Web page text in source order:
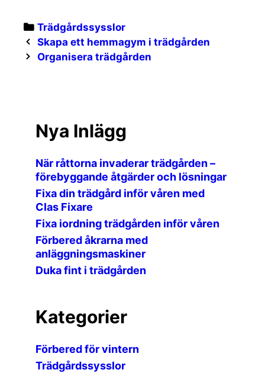
Categories
Trädgårdssysslor
Post
navigation
Skapa ett hemmagym i trädgården
Organisera trädgården
Nya Inlägg
När råttorna invaderar trädgården –
förebyggande åtgärder och lösningar
Fixa din trädgård inför våren med
Clas Fixare
Fixa iordning trädgården inför våren
Förbered åkrarna med
anläggningsmaskiner
Duka fint i trädgården
Kategorier
Förbered för vintern
Trädgårdssysslor